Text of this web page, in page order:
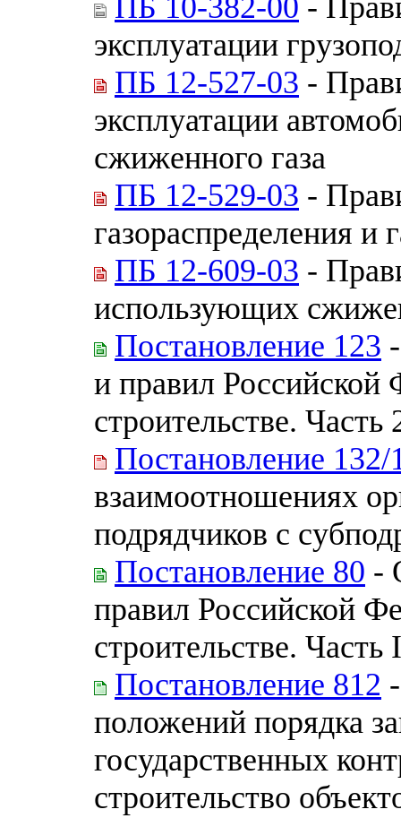
эксплуатации
ПБ 12-527-03 -
эксплуатации
сжиженного газа
ПБ 12-529-03 -
газораспределения и
ПБ 12-609-03 -
использующих
Постановление 123
и правил Российской
строительстве.
Постановление 132/
взаимоотношениях
подрядчиков с
Постановление 80 -
правил Российской
строительстве.
Постановление 812
положений порядка
государственных
строительство